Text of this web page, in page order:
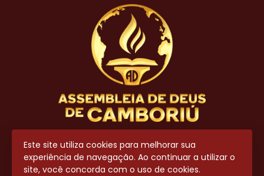
Este site utiliza cookies para melhorar sua
experiência de navegação. Ao continuar a utilizar o
site, você concorda com o uso de cookies.
Contato
(47) 3404-8700